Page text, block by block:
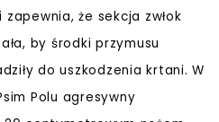
że sekcja zwłok
by środki przymusu
do uszkodzenia krtani. W
Polu agresywny